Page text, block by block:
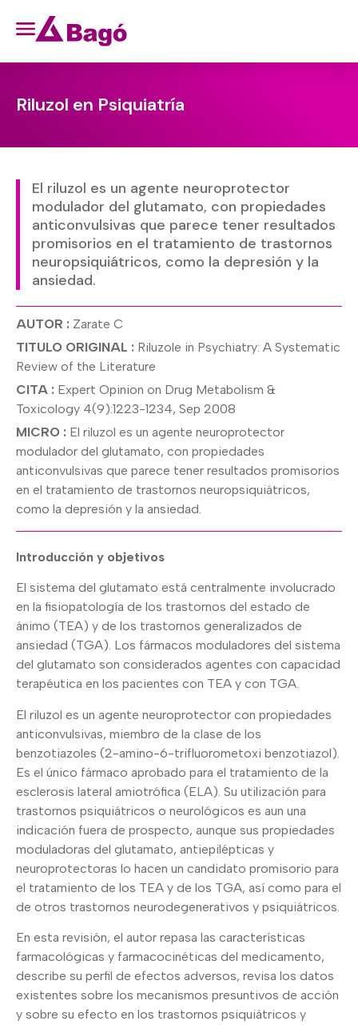
Riluzol en Psiquiatría
El riluzol es un agente neuroprotector
modulador del glutamato, con propiedades
anticonvulsivas que parece tener resultados
promisorios en el tratamiento de trastornos
neuropsiquiátricos, como la depresión y la
ansiedad.
AUTOR : Zarate C
TITULO ORIGINAL : Riluzole in Psychiatry: A Systematic
Review of the Literature
CITA : Expert Opinion on Drug Metabolism &
Toxicology 4(9):1223-1234, Sep 2008
MICRO : El riluzol es un agente neuroprotector
modulador del glutamato, con propiedades
anticonvulsivas que parece tener resultados promisorios
en el tratamiento de trastornos neuropsiquiátricos,
como la depresión y la ansiedad.
Introducción y objetivos
El sistema del glutamato está centralmente involucrado
en la fisiopatología de los trastornos del estado de
ánimo (TEA) y de los trastornos generalizados de
ansiedad (TGA). Los fármacos moduladores del sistema
del glutamato son considerados agentes con capacidad
terapéutica en los pacientes con TEA y con TGA.
El riluzol es un agente neuroprotector con propiedades
anticonvulsivas, miembro de la clase de los
benzotiazoles (2-amino-6-trifluorometoxi benzotiazol).
Es el único fármaco aprobado para el tratamiento de la
esclerosis lateral amiotrófica (ELA). Su utilización para
trastornos psiquiátricos o neurológicos es aun una
indicación fuera de prospecto, aunque sus propiedades
moduladoras del glutamato, antiepilépticas y
neuroprotectoras lo hacen un candidato promisorio para
el tratamiento de los TEA y de los TGA, así como para el
de otros trastornos neurodegenerativos y psiquiátricos.
En esta revisión, el autor repasa las características
farmacológicas y farmacocinéticas del medicamento,
describe su perfil de efectos adversos, revisa los datos
existentes sobre los mecanismos presuntivos de acción
y sobre su efecto en los trastornos psiquiátricos y